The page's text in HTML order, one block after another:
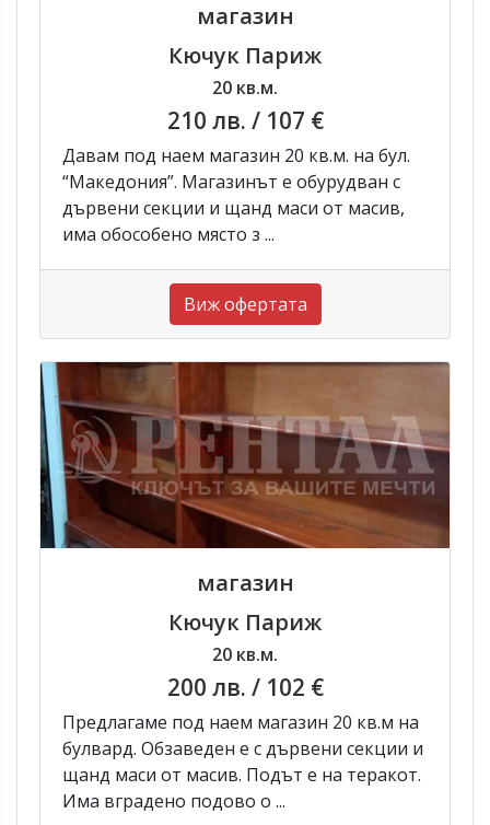
магазин
Кючук Париж
20 кв.м.
210 лв. / 107 €
Давам под наем магазин 20 кв.м. на бул.
“Македония”. Магазинът е обурудван с
дървени секции и щанд маси от масив,
има обособено място з ...
Виж офертата
магазин
Кючук Париж
20 кв.м.
200 лв. / 102 €
Предлагаме под наем магазин 20 кв.м на
булвард. Обзаведен е с дървени секции и
щанд маси от масив. Подът е на теракот.
Има вградено подово о ...